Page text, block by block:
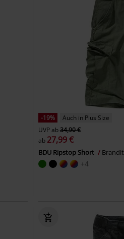
-19%
Auch in Plus Size
UVPab34,90 €
ab 27,99 €
BDU Ripstop Short Brandit
+4